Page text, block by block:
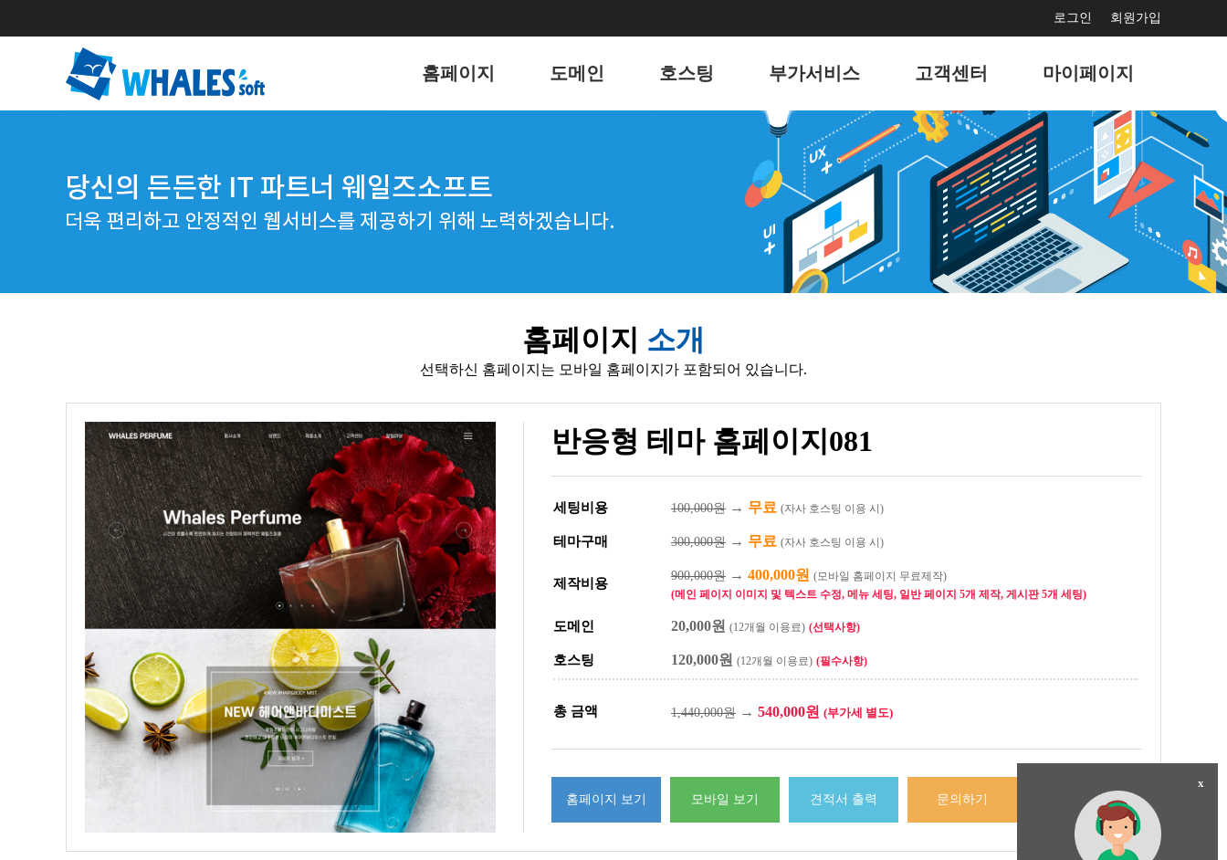
회원가입
로그인
마이페이지
서비스 사용현황
회원정보 관리
나의 서비스 관리
나의 도메인 관리
고객센터
공지사항
문의게시판
고객지원게시판
자주묻는 질문
이벤트
부가서비스
유지보수
키워드광고
블로그마케팅
언론홍보
전자결제
호스팅
도메인
홈페이지
포트폴리오
홈페이지 소개
선택하신 홈페이지는 모바일 홈페이지가 포함되어 있습니다.
반응형 테마 홈페이지081
세팅비용 100,000원 → 무료 (자사 호스팅 이용 시)
테마구매 300,000원 → 무료 (자사 호스팅 이용 시)
제작비용
900,000원 → 400,000원 (모바일 홈페이지 무료제작)
(메인 페이지 이미지 및 텍스트 수정, 메뉴 세팅, 일반 페이지 5개 제작, 게시판 5개 세팅)
도메인 20,000원 (12개월 이용료) (선택사항)
호스팅 120,000원 (12개월 이용료) (필수사항)
총 금액 1,440,000원 → 540,000원 (부가세 별도)
홈페이지 보기 모바일 보기 견적서 출력 문의하기 결제하기
x